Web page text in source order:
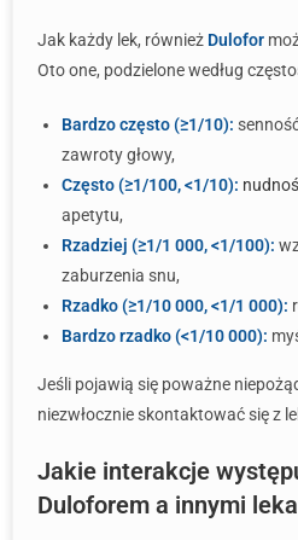
Jak każdy lek, również Dulofor
Oto one, podzielone według
Bardzo często (≥1/10):
zawroty głowy,
Często (≥1/100, <1/10):
apetytu,
Rzadziej (≥1/1 000, <1/100):
zaburzenia snu,
Rzadko (≥1/10 000, <1/1 000):
Bardzo rzadko (<1/10 000):
Jeśli pojawią się poważne
niezwłocznie skontaktować się z
Jakie interakcje
Duloforem a innymi